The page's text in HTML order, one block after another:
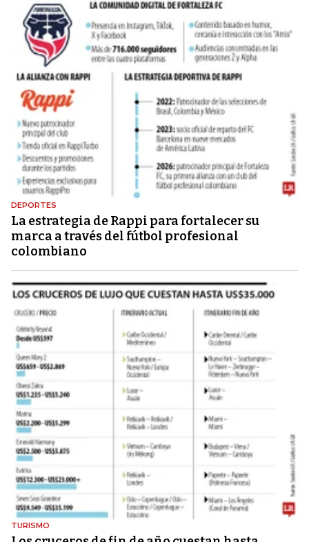
DEPORTES
La estrategia de Rappi para fortalecer su
marca a través del fútbol profesional
colombiano
TURISMO